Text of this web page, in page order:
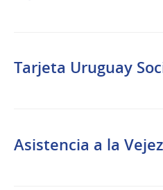
Tarjeta Uruguay
Asistencia a la Vejez